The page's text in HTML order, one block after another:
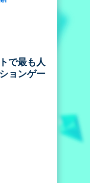
で最も人
ョンゲー